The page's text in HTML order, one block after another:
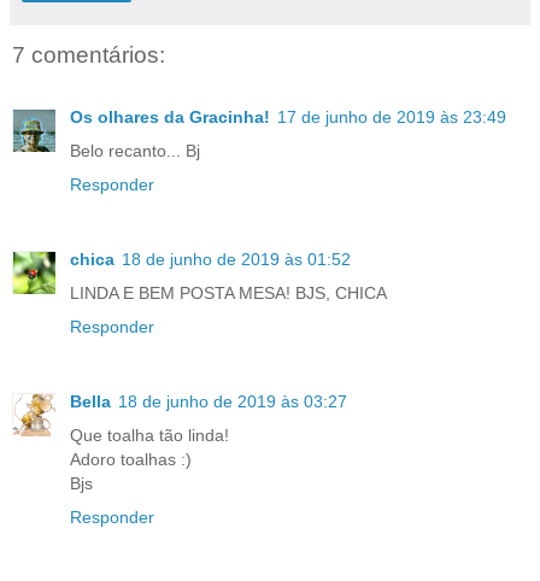
7 comentários:
Os olhares da Gracinha! 17 de junho de 2019 às 23:49
Belo recanto... Bj
Responder
chica 18 de junho de 2019 às 01:52
LINDA E BEM POSTA MESA! BJS, CHICA
Responder
Bella 18 de junho de 2019 às 03:27
Que toalha tão linda!
Adoro toalhas :)
Bjs
Responder